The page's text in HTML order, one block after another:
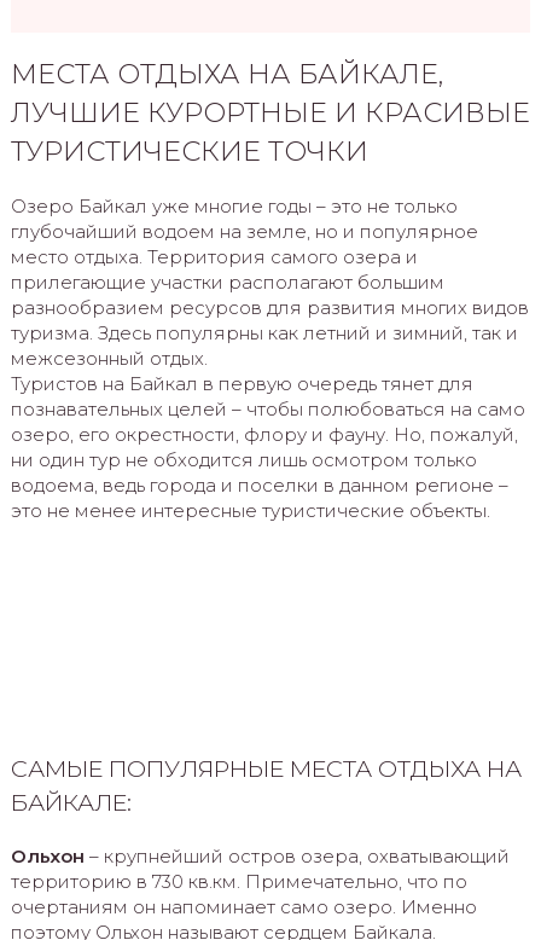
МЕСТА ОТДЫХА НА БАЙКАЛЕ,
ЛУЧШИЕ КУРОРТНЫЕ И КРАСИВЫЕ
ТУРИСТИЧЕСКИЕ ТОЧКИ
Озеро Байкал уже многие годы – это не только
глубочайший водоем на земле, но и популярное
место отдыха. Территория самого озера и
прилегающие участки располагают большим
разнообразием ресурсов для развития многих видов
туризма. Здесь популярны как летний и зимний, так и
межсезонный отдых.
Туристов на Байкал в первую очередь тянет для
познавательных целей – чтобы полюбоваться на само
озеро, его окрестности, флору и фауну. Но, пожалуй,
ни один тур не обходится лишь осмотром только
водоема, ведь города и поселки в данном регионе –
это не менее интересные туристические объекты.
САМЫЕ ПОПУЛЯРНЫЕ МЕСТА ОТДЫХА НА
БАЙКАЛЕ:
Ольхон – крупнейший остров озера, охватывающий
территорию в 730 кв.км. Примечательно, что по
очертаниям он напоминает само озеро. Именно
поэтому Ольхон называют сердцем Байкала.